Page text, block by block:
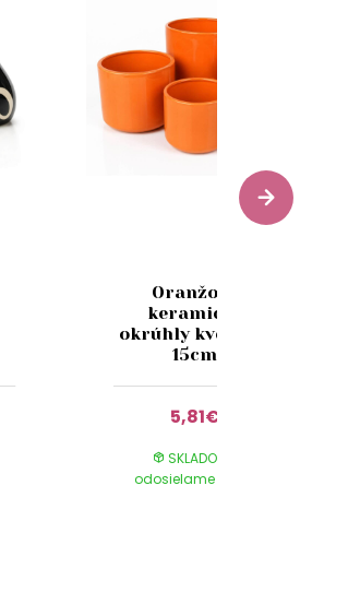
Oranžový
keramický
okrúhly kvetináč
15cm
5,81€
SKLADOM -
odosielame ihneď